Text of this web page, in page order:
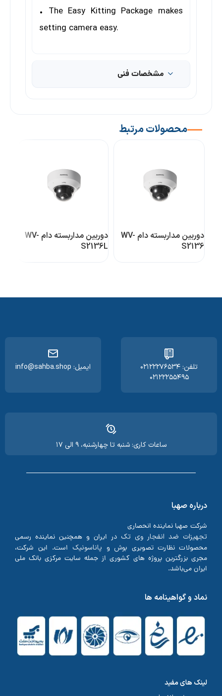
• The Easy Kitting Package makes
setting camera easy.
مشخصات فنی
محصولات مرتبط
دوربین مداربسته دام WV-
S2136
دوربین مداربسته دام WV-
S2136L
تلفن: ۰۲۱۲۲۲۷۶۵۳۴
۰۲۱۲۲۲۵۵۴۹۵
ایمیل: info@sahba.shop
ساعات کاری: شنبه تا چهارشنبه، ۹ الی ۱۷
درباره صهبا
شرکت صهبا نماینده انحصاری
تجهیزات ضد انفجار وی تک در ایران و همچنین نماینده رسمی
محصولات نظارت تصویری بوش و پاناسونیک است. این شرکت،
مجری بزرگترین پروژه های کشوری از جمله سایت مرکزی بانک ملی
ایران می‌باشد.
نماد و گواهینامه ها
لینک های مفید